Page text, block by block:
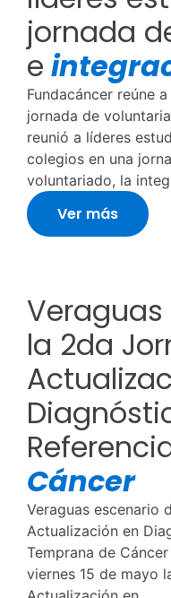
jornada
e
Fundacáncer reúne
jornada de
reunió a líderes
colegios en una
voluntariado, la
Ver más
la 2da
Cáncer
Veraguas escenario
Actualización en
Temprana de
viernes 15 de mayo